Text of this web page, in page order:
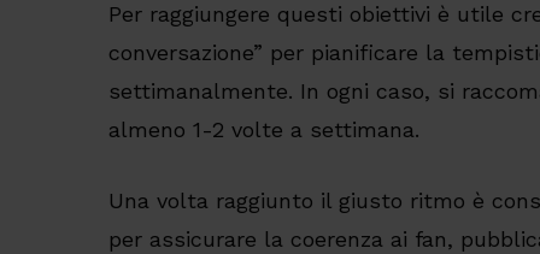
Per raggiungere questi obiettivi è utile
conversazione” per pianificare la
settimanalmente. In ogni caso, si
almeno 1-2 volte a settimana.
Una volta raggiunto il giusto ritmo è
per assicurare la coerenza ai fan,